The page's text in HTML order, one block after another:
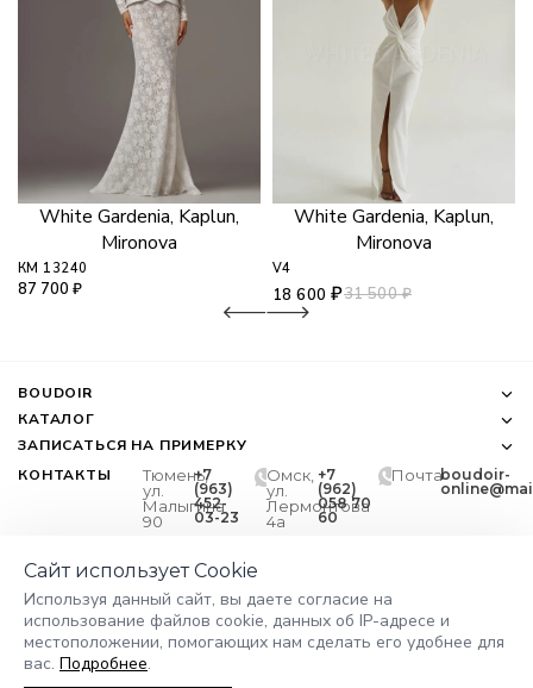
White Gardenia, Kaplun,
Mironova
КМ 13240
87 700₽
White Gardenia, Kaplun,
Mironova
V4
31 500₽
18 600₽
BOUDOIR
КАТАЛОГ
ЗАПИСАТЬСЯ НА ПРИМЕРКУ
* Социальная сеть Instagram
запрещена на территории РФ
КОНТАКТЫ
Тюмень,
ул.
Малыгина
90
+7
(963)
452-
03-23
Омск,
ул.
Лермонтова
4а
+7
(962)
058 70
60
Почтаboudoir-
©2026
Сайт использует Cookie
Используя данный сайт, вы даете согласие на
использование файлов cookie, данных об IP-адресе и
местоположении, помогающих нам сделать его удобнее для
вас. Подробнее.